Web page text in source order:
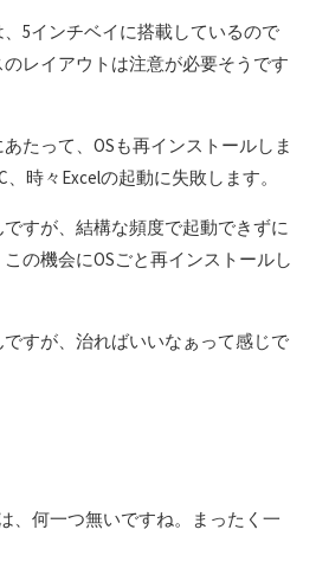
5インチベイに搭載しているので
レイアウトは注意が必要そうです
たって、OSも再インストールしま
時々Excelの起動に失敗します。
すが、結構な頻度で起動できずに
の機会にOSごと再インストールし
すが、治ればいいなぁって感じで
、何一つ無いですね。まったく一